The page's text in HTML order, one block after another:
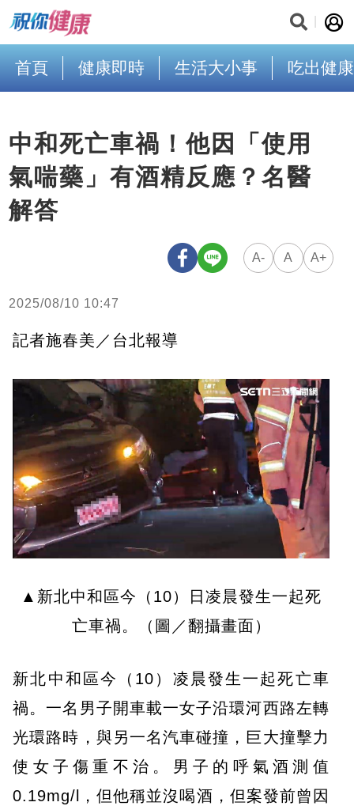
首頁 健康即時 生活大小事 吃出健康
中和死亡車禍！他因「使用
氣喘藥」有酒精反應？名醫
解答
A- A A+
2025/08/10 10:47
記者施春美／台北報導
▲新北中和區今（10）日凌晨發生一起死
亡車禍。（圖／翻攝畫面）
新北中和區今（10）凌晨發生一起死亡車
禍。一名男子開車載一女子沿環河西路左轉
光環路時，與另一名汽車碰撞，巨大撞擊力
使女子傷重不治。男子的呼氣酒測值
0.19mg/l，但他稱並沒喝酒，但案發前曾因